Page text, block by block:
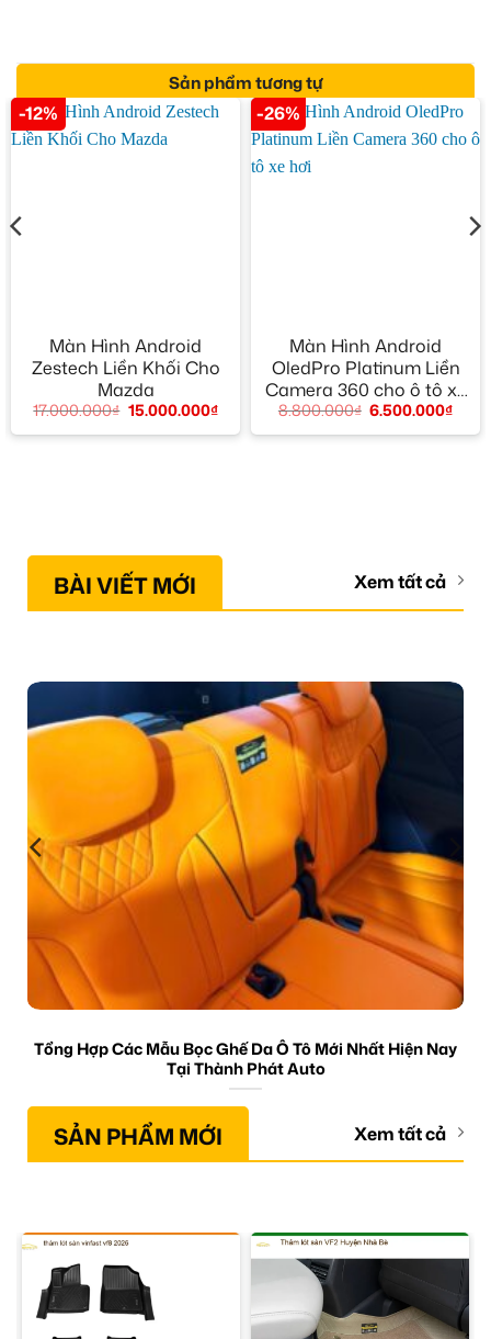
Sản phẩm tương tự
-12%
Màn Hình Android
Zestech Liền Khối Cho
Mazda
17.000.000₫ 15.000.000₫
-26%
Màn Hình Android
OledPro Platinum Liền
Camera 360 cho ô tô xe
hơi
8.800.000₫ 6.500.000₫
BÀI VIẾT MỚI Xem tất cả
Tổng Hợp Các Mẫu Bọc Ghế Da Ô Tô Mới Nhất Hiện Nay
Tại Thành Phát Auto
SẢN PHẨM MỚI Xem tất cả